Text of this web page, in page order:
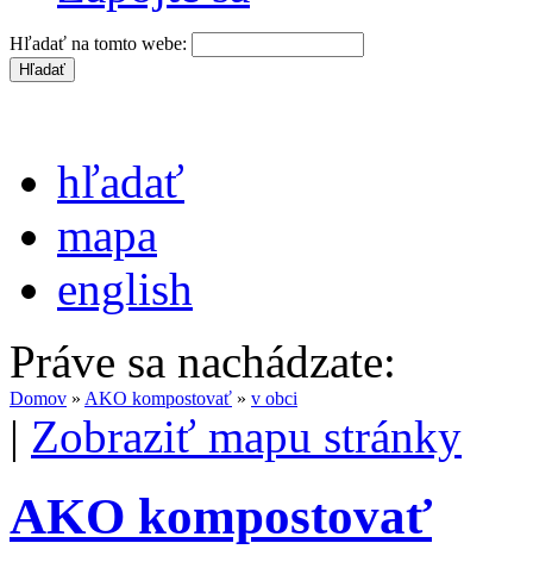
Hľadať na tomto webe:
hľadať
mapa
english
Práve sa nachádzate:
Domov » AKO kompostovať » v obci
| Zobraziť mapu stránky
AKO kompostovať